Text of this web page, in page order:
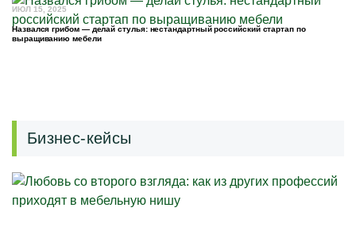
ИЮЛ 15, 2025
Назвался грибом — делай стулья: нестандартный российский стартап по
выращиванию мебели
Бизнес-кейсы